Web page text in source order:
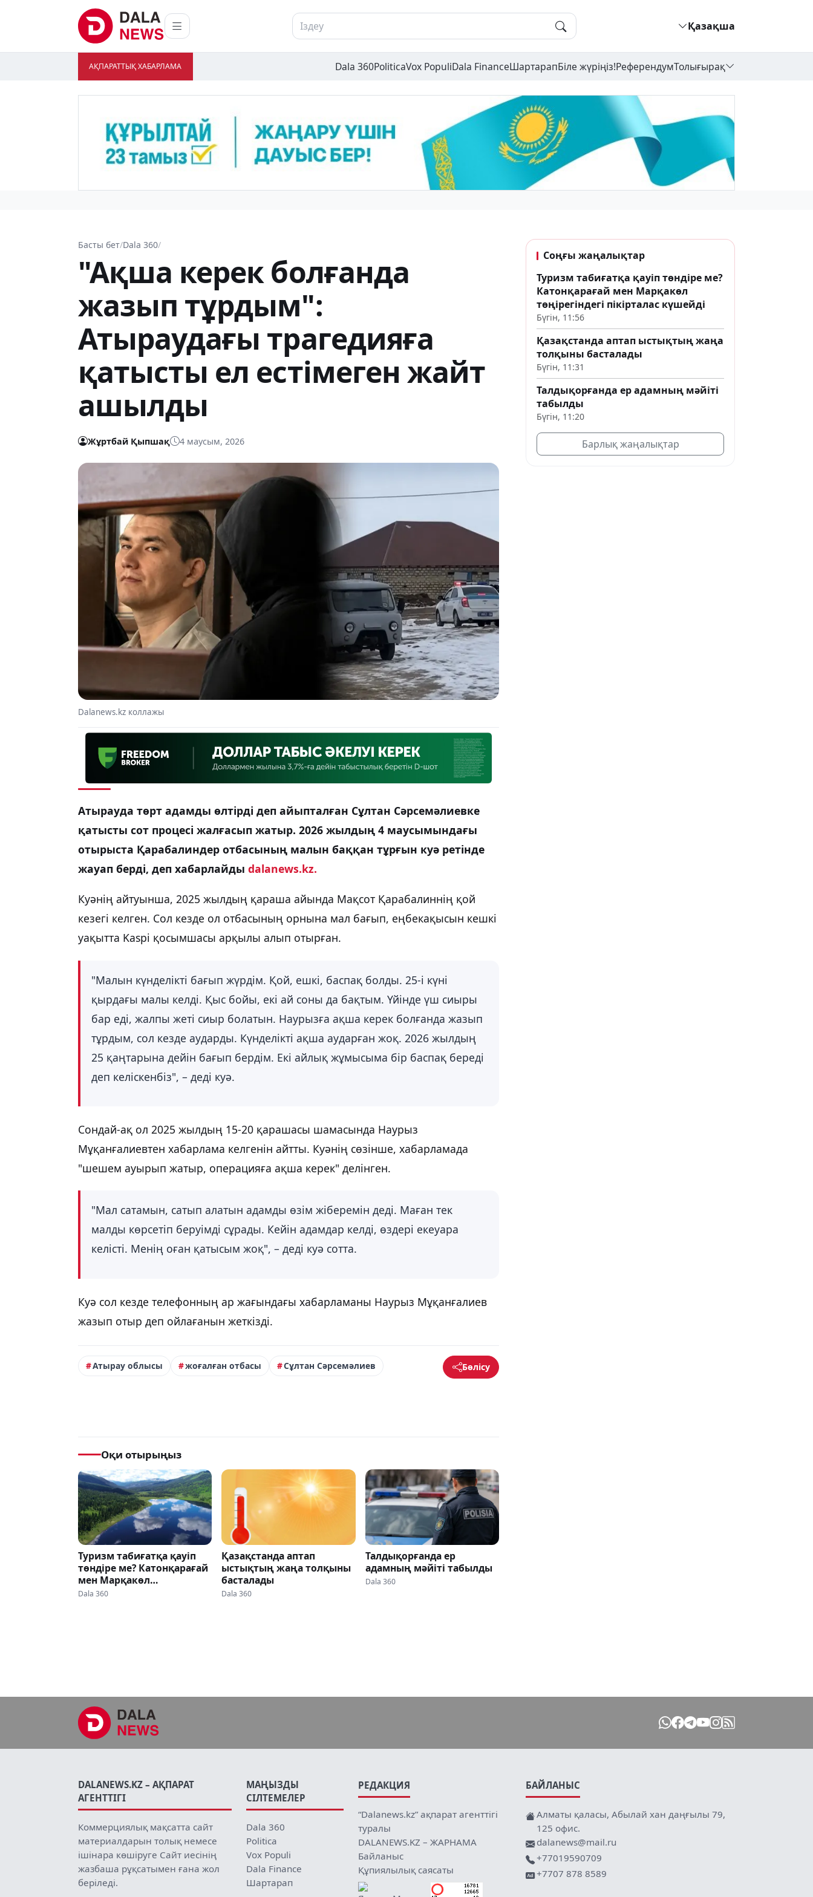
Қазақша
АҚПАРАТТЫҚ ХАБАРЛАМА Dala 360PoliticaVox PopuliDala FinanceШартарапБіле жүріңіз!РеферендумТолығырақ
Басты бет/Dala 360/
"Ақша керек болғанда
жазып тұрдым":
Атыраудағы трагедияға
қатысты ел естімеген жайт
ашылды
Жұртбай Қыпшақ 4 маусым, 2026
Dalanews.kz коллажы
Атырауда төрт адамды өлтірді деп айыпталған Сұлтан Сәрсемәлиевке
қатысты сот процесі жалғасып жатыр. 2026 жылдың 4 маусымындағы
отырыста Қарабалиндер отбасының малын баққан тұрғын куә ретінде
жауап берді, деп хабарлайды dalanews.kz.
Куәнің айтуынша, 2025 жылдың қараша айында Мақсот Қарабалиннің қой
кезегі келген. Сол кезде ол отбасының орнына мал бағып, еңбекақысын кешкі
уақытта Kaspi қосымшасы арқылы алып отырған.
"Малын күнделікті бағып жүрдім. Қой, ешкі, баспақ болды. 25-і күні
қырдағы малы келді. Қыс бойы, екі ай соны да бақтым. Үйінде үш сиыры
бар еді, жалпы жеті сиыр болатын. Наурызға ақша керек болғанда жазып
тұрдым, сол кезде аударды. Күнделікті ақша аударған жоқ. 2026 жылдың
25 қаңтарына дейін бағып бердім. Екі айлық жұмысыма бір баспақ береді
деп келіскенбіз", – деді куә.
Сондай-ақ ол 2025 жылдың 15-20 қарашасы шамасында Наурыз
Мұқанғалиевтен хабарлама келгенін айтты. Куәнің сөзінше, хабарламада
"шешем ауырып жатыр, операцияға ақша керек" делінген.
"Мал сатамын, сатып алатын адамды өзім жіберемін деді. Маған тек
малды көрсетіп беруімді сұрады. Кейін адамдар келді, өздері екеуара
келісті. Менің оған қатысым жоқ", – деді куә сотта.
Куә сол кезде телефонның ар жағындағы хабарламаны Наурыз Мұқанғалиев
жазып отыр деп ойлағанын жеткізді.
Атырау облысы жоғалған отбасы Сұлтан Сәрсемәлиев Бөлісу
Оқи отырыңыз
Туризм табиғатқа қауіп
төндіре ме? Катонқарағай
мен Марқакөл
төңірегіндегі пікірталас
Dala 360
Қазақстанда аптап
ыстықтың жаңа толқыны
басталады
Dala 360
Талдықорғанда ер
адамның мәйіті табылды
Dala 360
Соңғы жаңалықтар
Туризм табиғатқа қауіп төндіре ме?
Катонқарағай мен Марқакөл
төңірегіндегі пікірталас күшейді
Бүгін, 11:56
Қазақстанда аптап ыстықтың жаңа
толқыны басталады
Бүгін, 11:31
Талдықорғанда ер адамның мәйіті
табылды
Бүгін, 11:20
Барлық жаңалықтар
DALANEWS.KZ – АҚПАРАТ
АГЕНТТІГІ
Коммерциялық мақсатта сайт
материалдарын толық немесе
ішінара көшіруге Сайт иесінің
жазбаша рұқсатымен ғана жол
беріледі.
МАҢЫЗДЫ
СІЛТЕМЕЛЕР
Dala 360
Politica
Vox Populi
Dala Finance
Шартарап
РЕДАКЦИЯ
“Dalanews.kz” ақпарат агенттігі
туралы
DALANEWS.KZ – ЖАРНАМА
Байланыс
Құпиялылық саясаты
БАЙЛАНЫС
Алматы қаласы, Абылай хан даңғылы 79,
125 офис.
dalanews@mail.ru
+77019590709
+7707 878 8589